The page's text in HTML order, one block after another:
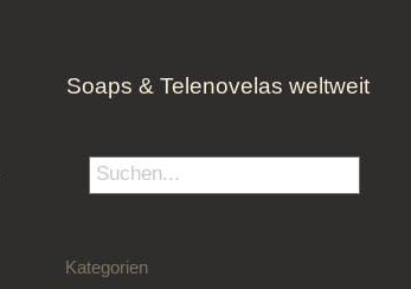
Soaps & Telenovelas weltweit
Kategorien